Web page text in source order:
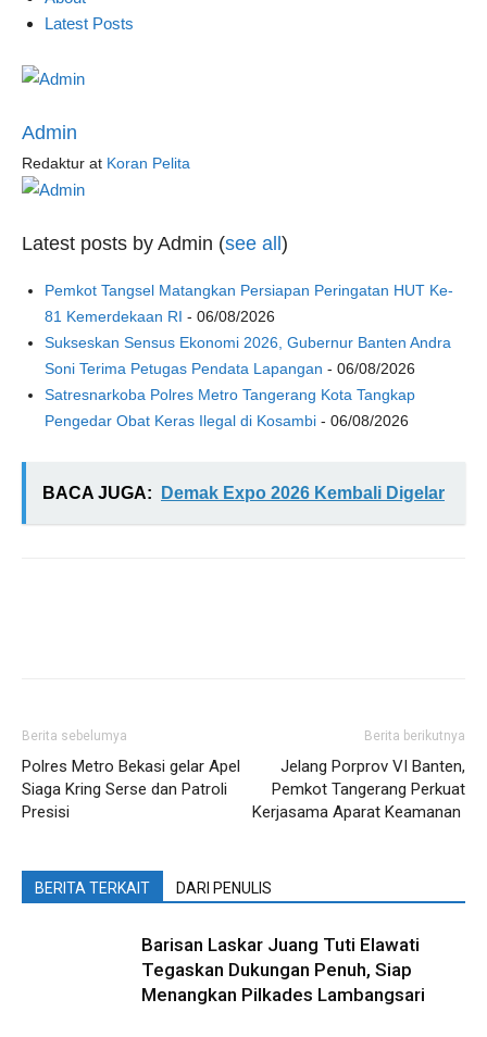
Latest Posts
Admin
Redaktur at Koran Pelita
Latest posts by Admin (see all )
Pemkot Tangsel Matangkan Persiapan Peringatan HUT Ke-
81 Kemerdekaan RI - 06/08/2026
Sukseskan Sensus Ekonomi 2026, Gubernur Banten Andra
Soni Terima Petugas Pendata Lapangan - 06/08/2026
Satresnarkoba Polres Metro Tangerang Kota Tangkap
Pengedar Obat Keras Ilegal di Kosambi - 06/08/2026
BACA JUGA: Demak Expo 2026 Kembali Digelar
Berita sebelumya
Polres Metro Bekasi gelar Apel
Siaga Kring Serse dan Patroli
Presisi
Berita berikutnya
Jelang Porprov VI Banten,
Pemkot Tangerang Perkuat
Kerjasama Aparat Keamanan
BERITA TERKAIT DARI PENULIS
Barisan Laskar Juang Tuti Elawati
Tegaskan Dukungan Penuh, Siap
Menangkan Pilkades Lambangsari